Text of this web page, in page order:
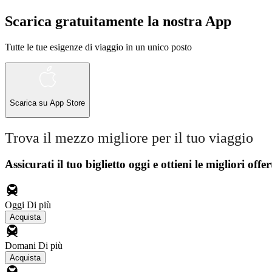
Scarica gratuitamente la nostra App
Tutte le tue esigenze di viaggio in un unico posto
Scarica su App Store
Trova il mezzo migliore per il tuo viaggio
Assicurati il ​​tuo biglietto oggi e ottieni le migliori
Oggi Di più
Acquista
Domani Di più
Acquista